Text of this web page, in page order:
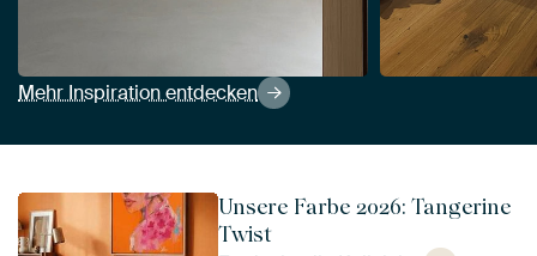
Mehr Inspiration entdecken
Unsere Farbe 2026: Tangerine
Twist